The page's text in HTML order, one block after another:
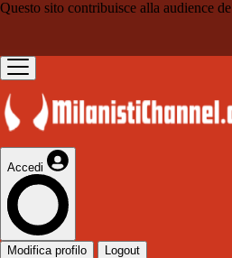
Questo sito contribuisce alla audience de
Accedi
Modifica profilo Logout